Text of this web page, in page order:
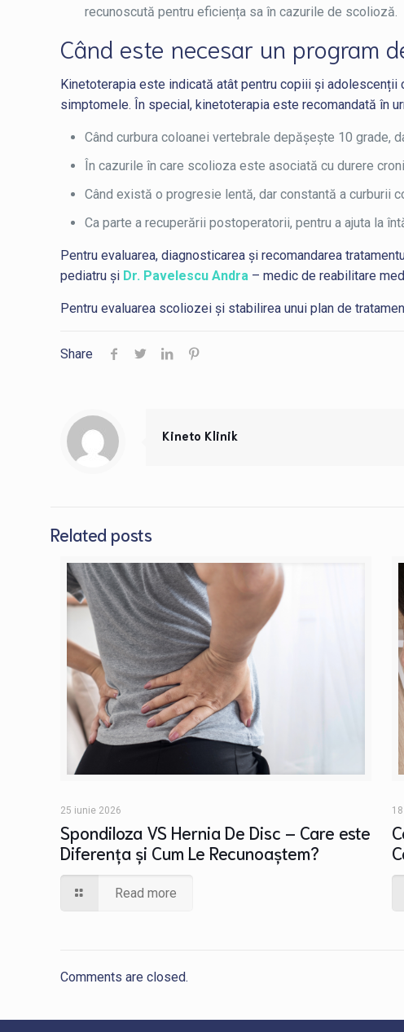
recunoscută pentru eficiența sa în cazurile de scolioză.
Când este necesar un program
Kinetoterapia este indicată atât pentru copiii și adolescenții
simptomele. În special, kinetoterapia este recomandată în
Când curbura coloanei vertebrale depășește 10 grade,
În cazurile în care scolioza este asociată cu durere
Când există o progresie lentă, dar constantă a curburii
Ca parte a recuperării postoperatorii, pentru a ajuta la
Pentru evaluarea, diagnosticarea și recomandarea
pediatru și Dr. Pavelescu Andra – medic de reabilitare
Pentru evaluarea scoliozei și stabilirea unui plan de
Share
Kineto Klinik
Related posts
25 iunie 2026
Spondiloza VS Hernia De Disc – Care este
Diferența și Cum Le Recunoaștem?
Read more
Comments are closed.